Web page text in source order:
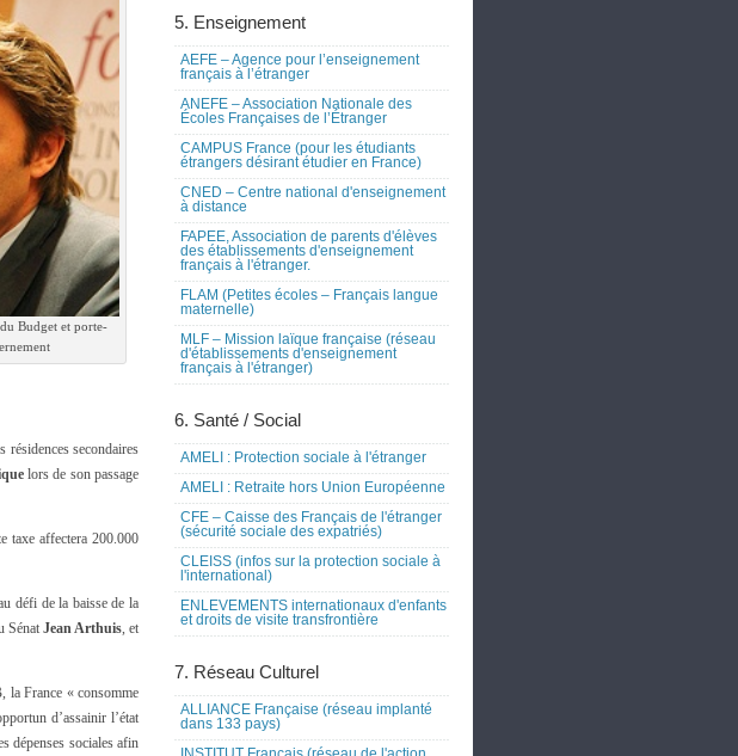
Budget et porte-
résidences secondaires
lors de son passage
taxe affectera 200.000
défi de la baisse de la
Sénat Jean Arthuis, et
la France « consomme
d’assainir l’état
dépenses sociales afin
5. Enseignement
AEFE – Agence pour l’enseignement
français à l’étranger
ANEFE – Association Nationale des
Écoles Françaises de l’Étranger
CAMPUS France (pour les étudiants
étrangers désirant étudier en France)
CNED – Centre national d'enseignement
à distance
FAPEE, Association de parents d'élèves
des établissements d'enseignement
français à l'étranger.
FLAM (Petites écoles – Français langue
maternelle)
MLF – Mission laïque française (réseau
d'établissements d'enseignement
français à l'étranger)
6. Santé / Social
AMELI : Protection sociale à l'étranger
AMELI : Retraite hors Union Européenne
CFE – Caisse des Français de l'étranger
(sécurité sociale des expatriés)
CLEISS (infos sur la protection sociale à
l'international)
ENLEVEMENTS internationaux d'enfants
et droits de visite transfrontière
7. Réseau Culturel
ALLIANCE Française (réseau implanté
dans 133 pays)